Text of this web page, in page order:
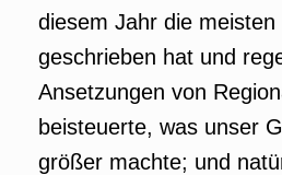
diesem Jahr die meisten
geschrieben hat und
Ansetzungen von
beisteuerte, was unser
größer machte; und